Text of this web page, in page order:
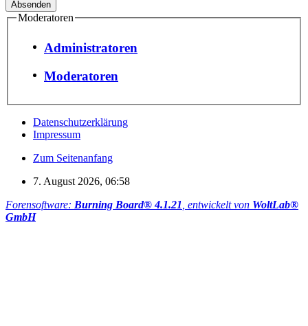
Moderatoren
Administratoren
Moderatoren
Datenschutzerklärung
Impressum
Zum Seitenanfang
7. August 2026, 06:58
Forensoftware: Burning Board® 4.1.21 , entwickelt von WoltLab®
GmbH